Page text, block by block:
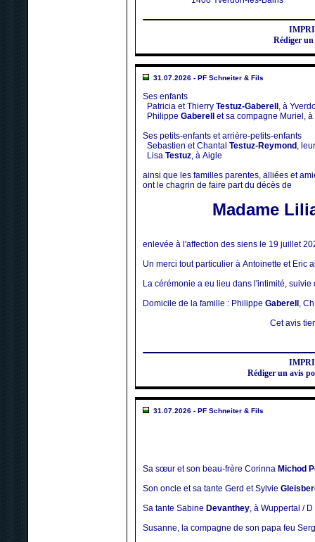
Rédiger
31.07.2026 - PF Schneiter & Fils
Ses enfants
Patricia et Thierry Testuz-Gaberell , à
Philippe Gaberell
et sa compagne Muriel,
Ses petits-enfants et arrière-petits-enfants
Sebastien et Chantal Testuz-Reymond ,
Lisa Testuz, à Aigle
ainsi que les familles parentes, alliées et
ont le chagrin de faire part du décès de
Madame
enlevée à l'affection des siens le 19 juillet
Un merci tout particulier à Antoinette et Eric
La cérémonie a eu lieu dans l'intimité, suivie
Domicile de la famille : Philippe Gaberell ,
Cet avis
Rédiger un avis
31.07.2026 - PF Schneiter & Fils
Sa sœur et son beau-frère Corinna Michod
Son oncle et sa tante Gerd et Sylvie
Sa tante Sabine Devanthey, à Wuppertal / D
Susanne, la compagne de son papa feu